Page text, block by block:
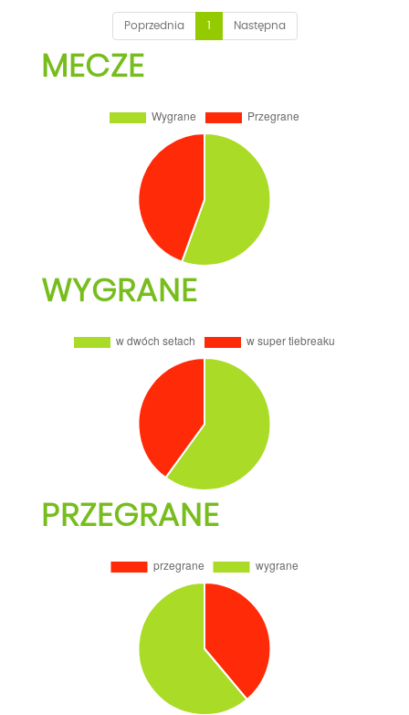
Poprzednia 1 Następna
MECZE
WYGRANE
PRZEGRANE